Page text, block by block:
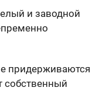
и заводной
придерживаются
собственный